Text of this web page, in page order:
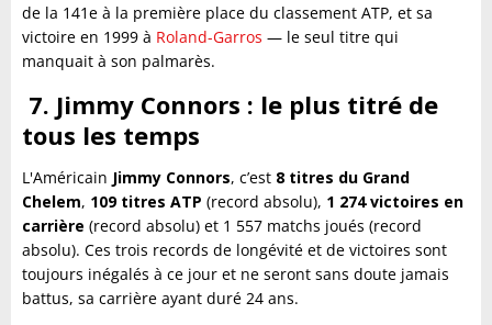
de la 141e à la première place du classement ATP, et sa
victoire en 1999 à Roland-Garros — le seul titre qui
manquait à son palmarès.
7. Jimmy Connors : le plus titré de
tous les temps
L'Américain Jimmy Connors, c’est 8 titres du Grand
Chelem, 109 titres ATP (record absolu), 1 274 victoires en
carrière (record absolu) et 1 557 matchs joués (record
absolu). Ces trois records de longévité et de victoires sont
toujours inégalés à ce jour et ne seront sans doute jamais
battus, sa carrière ayant duré 24 ans.